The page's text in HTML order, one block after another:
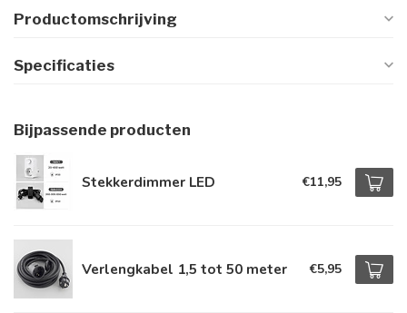
Productomschrijving
Specificaties
Bijpassende producten
Stekkerdimmer LED €11,95
Verlengkabel 1,5 tot 50 meter €5,95